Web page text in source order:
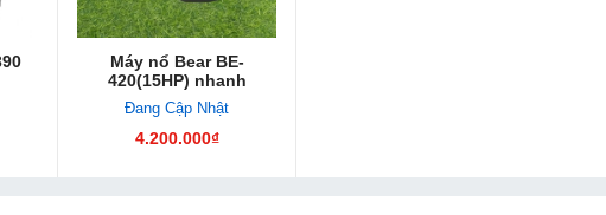
Máy nổ Bear BE-
420(15HP) nhanh
Đang Cập Nhật
4.200.000₫